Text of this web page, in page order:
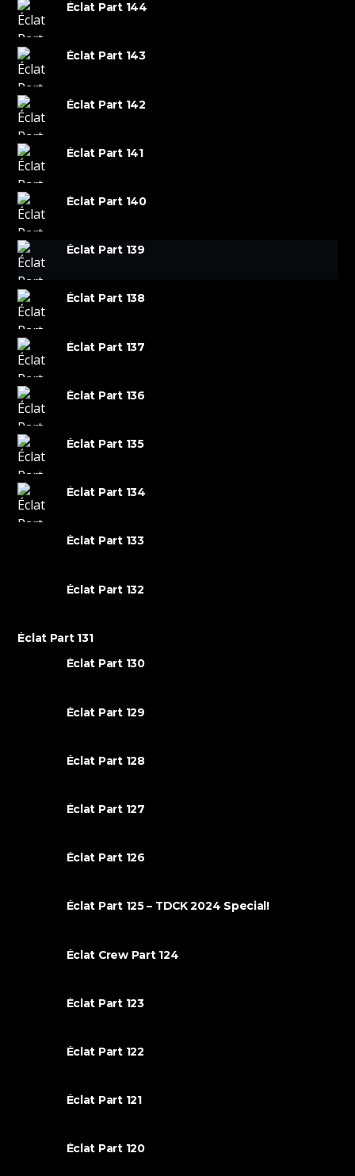
Éclat Part 144
Éclat Part 143
Éclat Part 142
Éclat Part 141
Éclat Part 140
Éclat Part 139
Éclat Part 138
Éclat Part 137
Éclat Part 136
Éclat Part 135
Éclat Part 134
Éclat Part 133
Éclat Part 132
Éclat Part 131
Éclat Part 130
Éclat Part 129
Éclat Part 128
Éclat Part 127
Éclat Part 126
Éclat Part 125 – TDCK 2024 Special!
Éclat Crew Part 124
Éclat Part 123
Éclat Part 122
Éclat Part 121
Éclat Part 120